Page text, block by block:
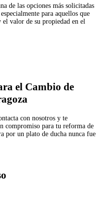
de las opciones más solicitadas
para aquellos que
valor de su propiedad en el
el Cambio de
con nosotros y te
compromiso para tu reforma de
por un plato de ducha nunca fue